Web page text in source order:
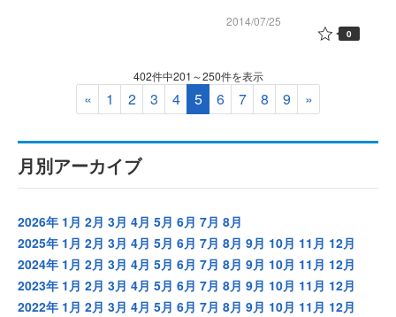
2014/07/25
0
402件中201～250件を表示
« 1 2 3 4 5 6 7 8 9 »
月別アーカイブ
2026年 1月 2月 3月 4月 5月 6月 7月 8月
2025年 1月 2月 3月 4月 5月 6月 7月 8月 9月 10月 11月 12月
2024年 1月 2月 3月 4月 5月 6月 7月 8月 9月 10月 11月 12月
2023年 1月 2月 3月 4月 5月 6月 7月 8月 9月 10月 11月 12月
2022年 1月 2月 3月 4月 5月 6月 7月 8月 9月 10月 11月 12月